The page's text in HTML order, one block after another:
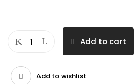
Add to cart
Add to wishlist